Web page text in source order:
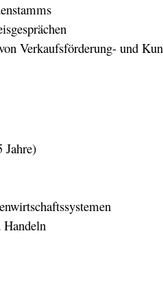
Verkaufsförderung- und
Jahre)
Handeln